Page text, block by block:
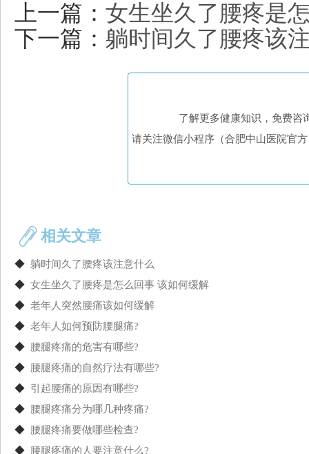
上一篇： 女生坐久了腰疼是
下一篇： 躺时间久了腰疼该
了解更多健康知识，免费咨
请关注微信小程序（合肥中山医院官
相关文章
◆ 躺时间久了腰疼该注意什么
◆ 女生坐久了腰疼是怎么回事 该如何缓解
◆ 老年人突然腰痛该如何缓解
◆ 老年人如何预防腰腿痛?
◆ 腰腿疼痛的危害有哪些?
◆ 腰腿疼痛的自然疗法有哪些?
◆ 引起腰痛的原因有哪些?
◆ 腰腿疼痛分为哪几种疼痛?
◆ 腰腿疼痛要做哪些检查?
◆ 腰腿疼痛的人要注意什么?